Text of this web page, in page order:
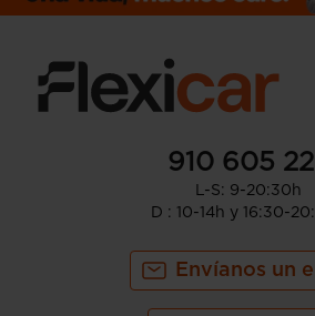
910 605
L-S: 9-20:30h
D : 10-14h y 16:30-
Envíanos un